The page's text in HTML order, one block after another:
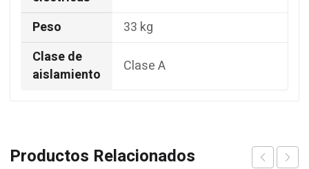
Peso
33 kg
Clase de
aislamiento
Clase A
Productos Relacionados